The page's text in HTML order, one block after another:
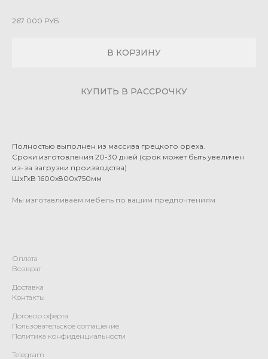
267 000 РУБ
В КОРЗИНУ
КУПИТЬ В РАССРОЧКУ
Полностью выполнен из массива грецкого ореха.
Сроки изготовления 20-30 дней (срок может быть увеличен
из-за загрузки производства)
ШхГхВ 1600х800х750мм
Мы изготавливаем мебель по вашим предпочтениям
Оплата
Возврат
Доставка
Контакты
Договор оферта
Пользовательское соглашение
Политика конфиденциальности
Telegram